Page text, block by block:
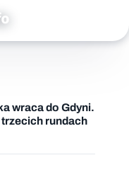
wraca do Gdyni.
trzecich rundach